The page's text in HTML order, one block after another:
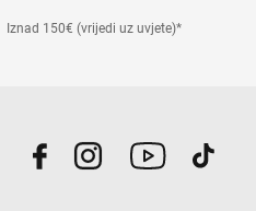
Iznad 150€ (vrijedi uz uvjete)*